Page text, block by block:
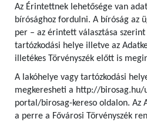
Az Érintettnek lehetősége van
bírósághoz fordulni. A bíróság az
per – az érintett választása
tartózkodási helye illetve az
illetékes Törvényszék előtt is
A lakóhelye vagy tartózkodási
megkeresheti a http://birosag.hu/
portal/birosag-kereso oldalon. Az
a perre a Fővárosi Törvényszék